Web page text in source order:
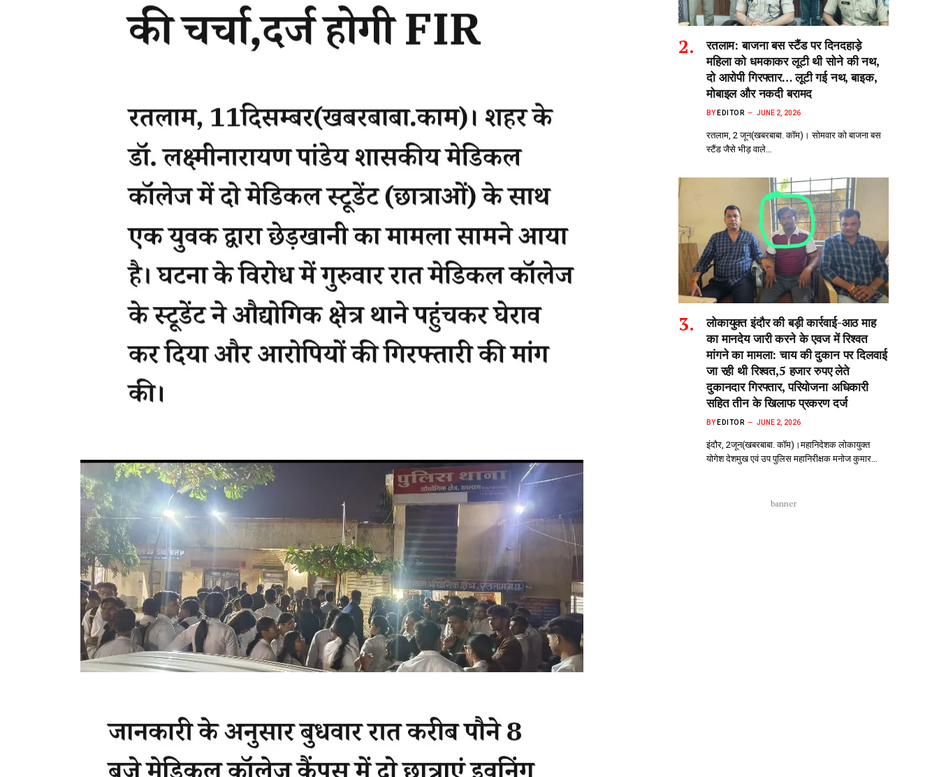
रतलाम: बाजना बस स्टैंड पर दिनदहाड़े
महिला को धमकाकर लूटी थी सोने की नथ,
दो आरोपी गिरफ्तार… लूटी गई नथ, बाइक,
मोबाइल और नकदी बरामद
BY EDITOR JUNE 2, 2026
रतलाम, 2 जून(खबरबाबा. कॉम)। सोमवार को बाजना बस
स्टैंड जैसे भीड़‌ वाले…
लोकायुक्त इंदौर की बड़ी कार्रवाई-आठ माह
का मानदेय जारी करने के एवज में रिश्वत
मांगने का मामला: चाय की दुकान पर दिलवाई
जा रही थी रिश्वत,5 हजार रुपए लेते
दुकानदार गिरफ्तार, परियोजना अधिकारी
सहित तीन के खिलाफ प्रकरण दर्ज
BY EDITOR JUNE 2, 2026
इंदौर, 2जून(खबरबाबा. कॉम)।महानिदेशक लोकायुक्त
योगेश देशमुख एवं उप पुलिस महानिरीक्षक मनोज कुमार…
banner